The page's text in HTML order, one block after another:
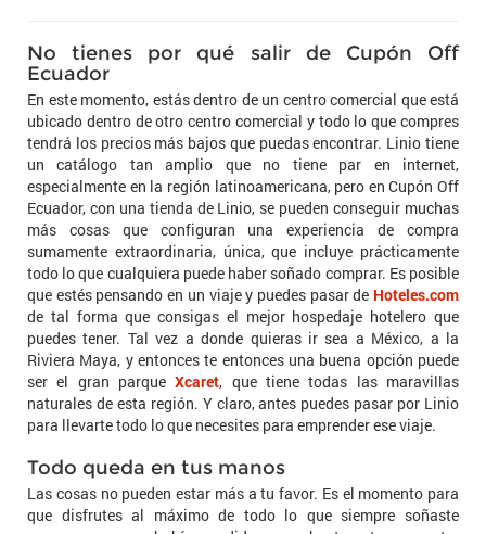
No tienes por qué salir de Cupón Off
Ecuador
En este momento, estás dentro de un centro comercial que está
ubicado dentro de otro centro comercial y todo lo que compres
tendrá los precios más bajos que puedas encontrar. Linio tiene
un catálogo tan amplio que no tiene par en internet,
especialmente en la región latinoamericana, pero en Cupón Off
Ecuador, con una tienda de Linio, se pueden conseguir muchas
más cosas que configuran una experiencia de compra
sumamente extraordinaria, única, que incluye prácticamente
todo lo que cualquiera puede haber soñado comprar. Es posible
que estés pensando en un viaje y puedes pasar de Hoteles.com
de tal forma que consigas el mejor hospedaje hotelero que
puedes tener. Tal vez a donde quieras ir sea a México, a la
Riviera Maya, y entonces te entonces una buena opción puede
ser el gran parqueXcaret, que tiene todas las maravillas
naturales de esta región. Y claro, antes puedes pasar por Linio
para llevarte todo lo que necesites para emprender ese viaje.
Todo queda en tus manos
Las cosas no pueden estar más a tu favor. Es el momento para
que disfrutes al máximo de todo lo que siempre soñaste